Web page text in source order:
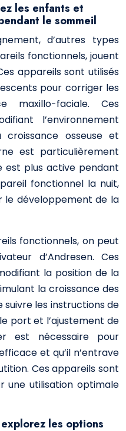
les enfants et
le sommeil
d’autres types
fonctionnels, jouent
appareils sont utilisés
pour corriger les
maxillo-faciale. Ces
l’environnement
osseuse et
est particulièrement
plus active pendant
fonctionnel la nuit,
le développement de la
fonctionnels, on peut
d’Andresen. Ces
la position de la
la croissance des
suivre les instructions de
port et l’ajustement de
est nécessaire pour
et qu’il n’entrave
Ces appareils sont
une utilisation optimale
les options